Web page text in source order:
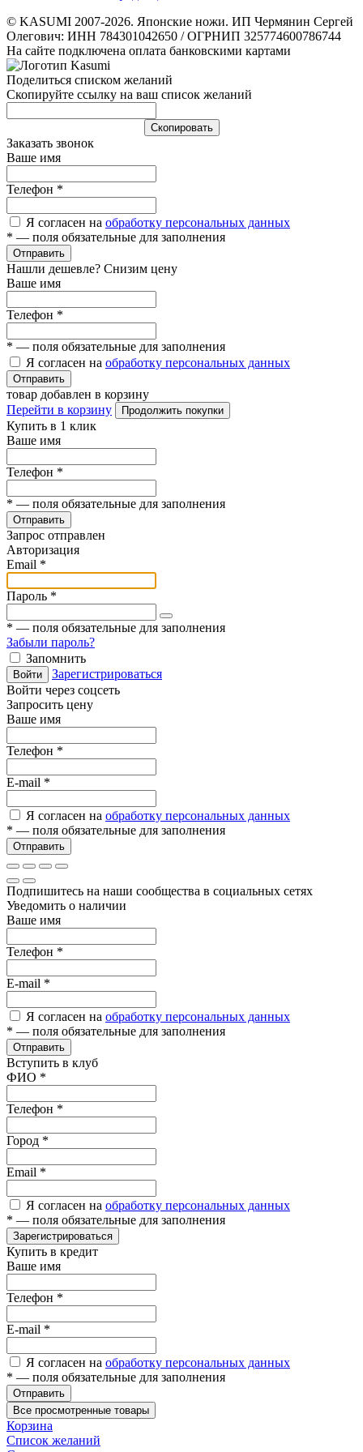
© KASUMI 2007-2026. Японские ножи. ИП Чермянин Сергей
Олегович: ИНН 784301042650 / ОГРНИП 325774600786744
На сайте подключена оплата банковскими картами
Поделиться списком желаний
Скопируйте ссылку на ваш список желаний
Cкопировать
Заказать звонок
Ваше имя
Телефон *
Я согласен на обработку персональных данных
* — поля обязательные для заполнения
Отправить
Нашли дешевле? Снизим цену
Ваше имя
Телефон *
* — поля обязательные для заполнения
Я согласен на обработку персональных данных
Отправить
товар добавлен в корзину
Перейти в корзину
Продолжить покупки
Купить в 1 клик
Ваше имя
Телефон *
* — поля обязательные для заполнения
Отправить
Запрос отправлен
Авторизация
Email *
Пароль *
* — поля обязательные для заполнения
Забыли пароль?
Запомнить
Войти
Зарегистрироваться
Войти через соцсеть
Запросить цену
Ваше имя
Телефон *
E-mail *
Я согласен на обработку персональных данных
* — поля обязательные для заполнения
Отправить
Подпишитесь на наши сообщества в социальных сетях
Уведомить о наличии
Ваше имя
Телефон *
E-mail *
Я согласен на обработку персональных данных
* — поля обязательные для заполнения
Отправить
Вступить в клуб
ФИО *
Телефон *
Город *
Email *
Я согласен на обработку персональных данных
* — поля обязательные для заполнения
Зарегистрироваться
Купить в кредит
Ваше имя
Телефон *
E-mail *
Я согласен на обработку персональных данных
* — поля обязательные для заполнения
Отправить
Все просмотренные товары
Корзина
Список желаний